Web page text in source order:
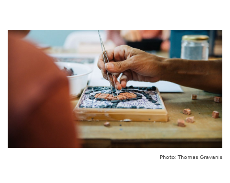
to
main
Photo: Thomas Gravanis